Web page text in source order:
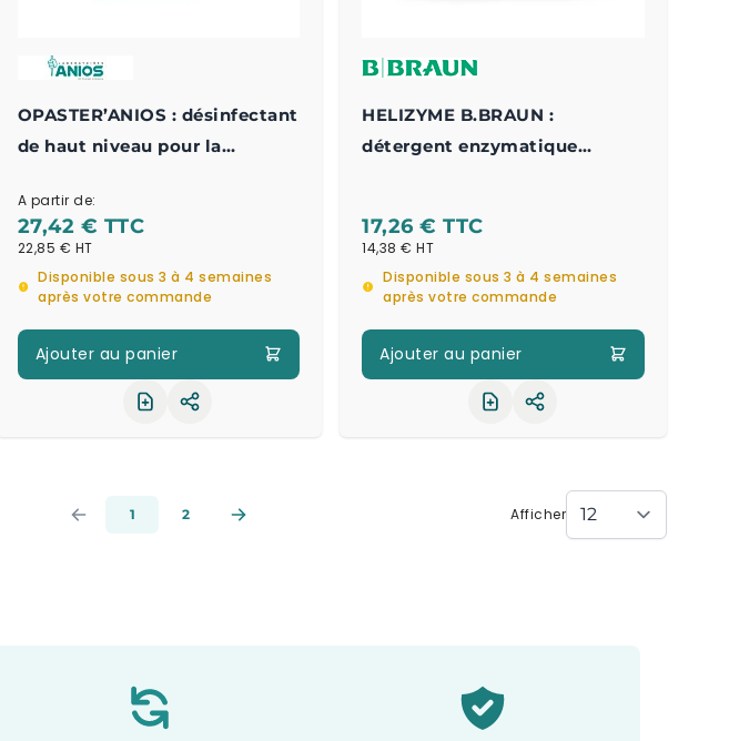
OPASTER’ANIOS : désinfectant
de haut niveau pour la
médicaux
A partir de:
27,42 €
22,85 €
Disponible sous 3 à 4 semaines
après votre commande
Ajouter au panier
Partager le produit
HELIZYME B.BRAUN :
détergent enzymatique
17,26 €
14,38 €
Disponible sous 3 à 4 semaines
après votre commande
Ajouter au panier
Partager le produit
1 2 Afficher